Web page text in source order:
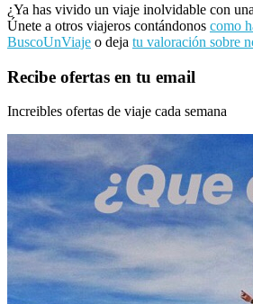
¿Ya has vivido un viaje inolvidable con
Únete a otros viajeros contándonos como
BuscoUnViaje o deja tu valoración sobre
Recibe ofertas en tu email
Increibles ofertas de viaje cada semana